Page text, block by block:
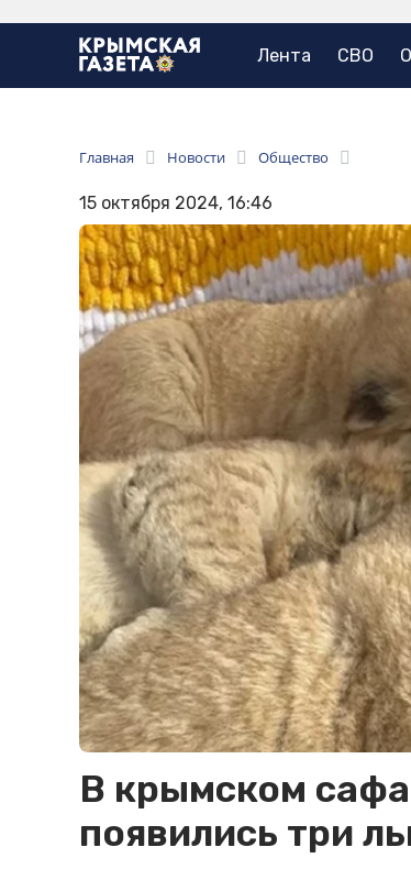
Лента СВО
Главная Новости Общество
15 октября 2024, 16:46
В крымском
появились три